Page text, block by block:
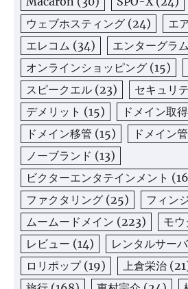
ウェブホスティング (24) エ
エレコム (34) エンターグラム
オンラインショッピング (15)
スピークエル (23) セキュリ
デメリット (15) ドメイン取得
ドメイン移管 (15) ドメイン
ノーブランド (13)
ビクターエンタテインメント
ファクタリング (25) フィン
ムームードメイン (223) モウ
レビュー (14) レンタルサー
ロリポップ(19) 上倉栄治